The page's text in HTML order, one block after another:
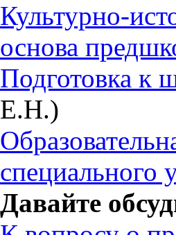
Культурно-
основа
Подготовка к
Е.Н.)
специального
Давайте